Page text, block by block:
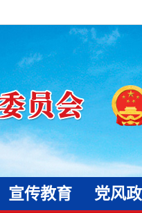
宣传教育 党风